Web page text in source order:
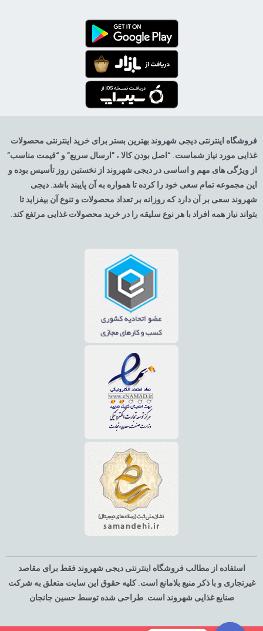
فروشگاه اینترنتی دیجی شهروند بهترین بستر برای خرید اینترنتی محصولات
غذایی مورد نیاز شماست. “اصل بودن کالا ، ”ارسال سریع” و “قیمت مناسب”
از ویژگی های مهم و اساسی در دیجی شهروند از نخستین روز تأسیس بوده و
این مجموعه تمام سعی خود را کرده تا همواره به آن پایبند باشد. دیجی
شهروند سعی بر آن دارد که روزانه بر تعداد محصولات و تنوع آن بیفزاید تا
بتواند نیاز همه افراد با هر نوع سلیقه را در خرید محصولات غذایی مرتفع کند.
استفاده از مطالب فروشگاه اینترنتی دیجی شهروند فقط برای مقاصد
غیرتجاری و با ذکر منبع بلامانع است. کلیه حقوق این سایت متعلق به شرکت
صنایع غذایی شهروند است. طراحی شده توسط حسین جانجان